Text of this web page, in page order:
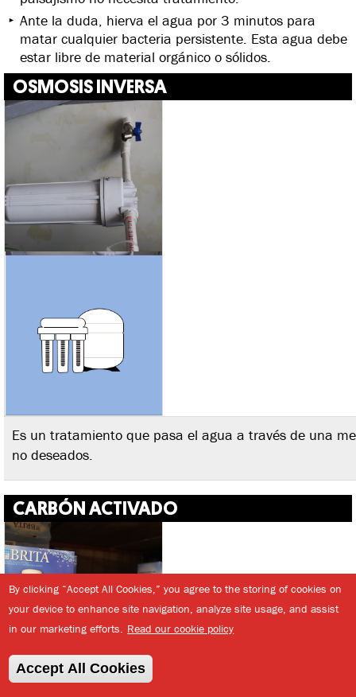
Ante la duda, hierva el agua por 3 minutos para
matar cualquier bacteria persistente. Esta agua debe
estar libre de material orgánico o sólidos.
OSMOSIS INVERSA
Es un tratamiento que pasa el agua a través de una
no deseados.
CARBÓN ACTIVADO
By clicking “Accept All Cookies,” you agree to the storing of cookies on
your device to enhance site navigation, analyze site usage, and assist
in our marketing efforts. Read our cookie policy
Accept All Cookies